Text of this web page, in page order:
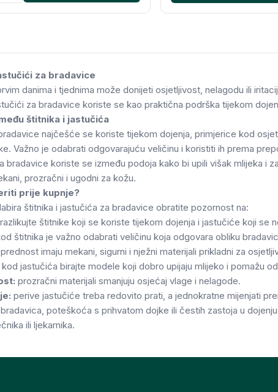
za bradavice
danima i tjednima može donijeti osjetljivost, nelagodu ili
za bradavice koriste se kao praktična podrška tijekom
štitnika i jastučića
najčešće se koriste tijekom dojenja, primjerice kod
Važno je odabrati odgovarajuću veličinu i koristiti ih prema
bradavice koriste se između podoja kako bi upili višak mlijeka i
prozračni i ugodni za kožu.
prije kupnje?
štitnika i jastučića za bradavice obratite pozornost na:
razlikujte štitnike koji se koriste tijekom dojenja i jastučiće koji se
štitnika je važno odabrati veličinu koja odgovara obliku
prednost imaju mekani, sigurni i nježni materijali prikladni za
kod jastučića birajte modele koji dobro upijaju mlijeko i pomažu
prozračni materijali smanjuju osjećaj vlage i nelagode.
perive jastučiće treba redovito prati, a jednokratne mijenjati
poteškoća s prihvatom dojke ili čestih zastoja u
ili ljekarnika.